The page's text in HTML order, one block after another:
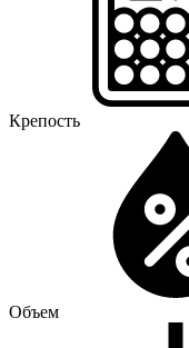
Крепость
Объем